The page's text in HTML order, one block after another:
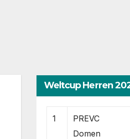
Weltcup Herren
1
PREVC
Domen